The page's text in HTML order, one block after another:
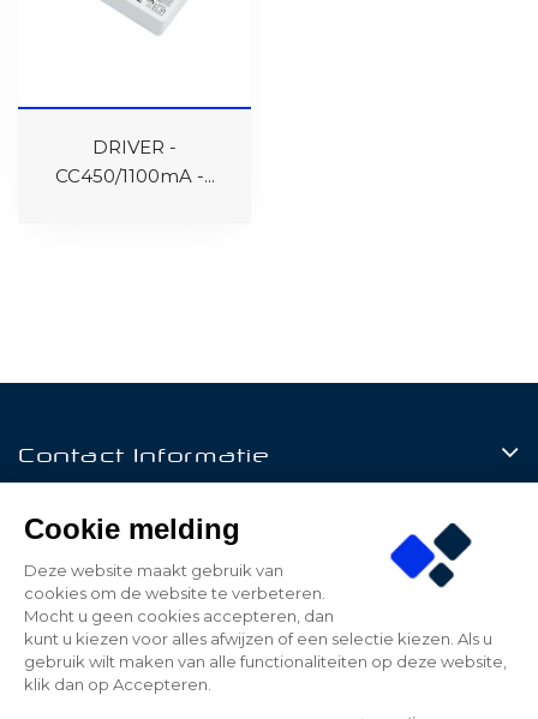
DRIVER -
CC450/1100mA -...
Contact Informatie
Mijn Account
Cookie melding
Deze website maakt gebruik van
cookies om de website te verbeteren.
Mocht u geen cookies accepteren, dan
kunt u kiezen voor alles afwijzen of een selectie kiezen. Als u
gebruik wilt maken van alle functionaliteiten op deze website,
klik dan op Accepteren.